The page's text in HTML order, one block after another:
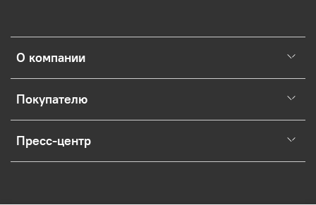
О компании
Покупателю
Пресс-центр